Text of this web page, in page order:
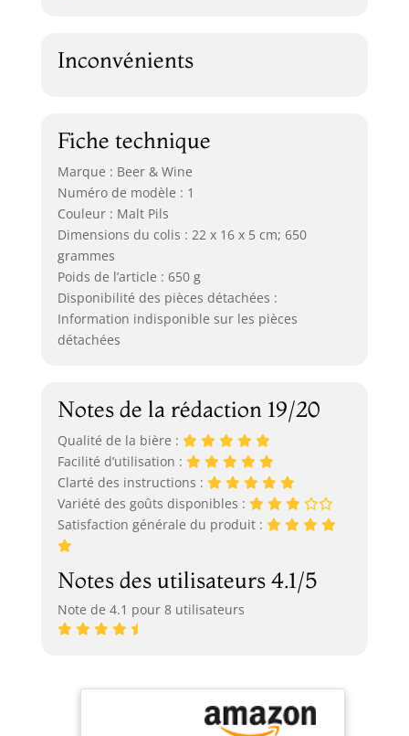
Inconvénients
Fiche technique
Marque : Beer & Wine
Numéro de modèle : 1
Couleur : Malt Pils
Dimensions du colis : 22 x 16 x 5 cm; 650
grammes
Poids de l’article : 650 g
Disponibilité des pièces détachées :
Information indisponible sur les pièces
détachées
Notes de la rédaction 19/20
Qualité de la bière :
Facilité d’utilisation :
Clarté des instructions :
Variété des goûts disponibles :
Satisfaction générale du produit :
Notes des utilisateurs 4.1/5
Note de 4.1 pour 8 utilisateurs